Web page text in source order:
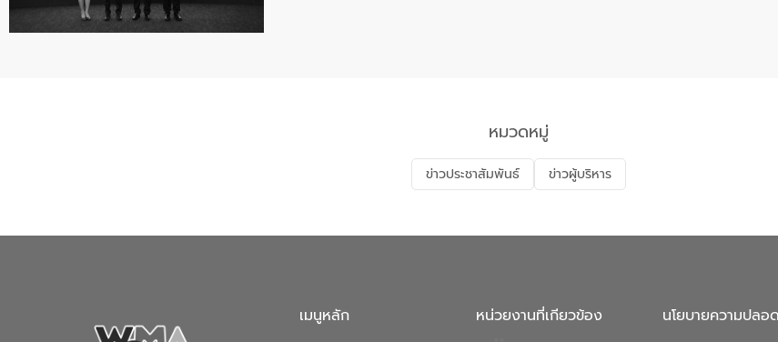
ตลอดระบบ โดยการนำน้ำบำบัดกลับมาใช้ใหม่จะช่วยลดการพึ่งพาน้ำธรรมชาติและสร้างสมดุลท
ความร่วมมือระหว่างภาครัฐและภาคเอกชนในครั้งนี้ นับเป็นก้าวสำคัญของ องค์การจัดการน้ำเ
ฐานด้านน้ำของประเทศ เพื่อยกระดับประสิทธิภาพการใช้ทรัพยากรน้ำให้เกิดประโยชน์สูงสุดและเ
หมวดหมู่
ข่าวประชาสัมพันธ์ ข่าวผู้บริหาร
เมนูหลัก หน่วยงานที่เกียวข้อง นโยบายความปลอ